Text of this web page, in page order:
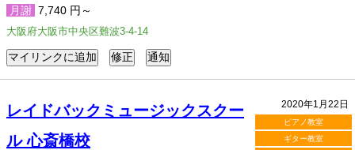
月謝 7,740 円～
大阪府大阪市中央区難波3-4-14
2020年1月22日
ピアノ教室
ギター教室
レイドバックミュージックスクー
ル 心斎橋校